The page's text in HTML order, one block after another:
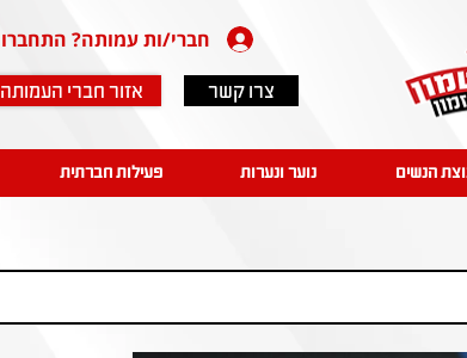
חברי/ות עמותה? התחברו
אזור חברי העמותה צרו קשר
הנשים נוער ונערות פעילות חברתית